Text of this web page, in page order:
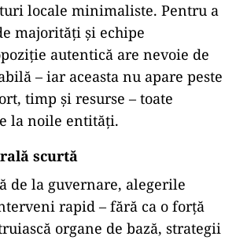
locale minimaliste. Pentru a
majorități și echipe
autentică are nevoie de
– iar aceasta nu apare peste
timp și resurse – toate
la noile entități.
scurtă
de la guvernare, alegerile
rapid – fără ca o forță
organe de bază, strategii